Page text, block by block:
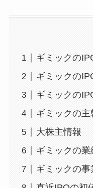
ギミックの
ギミックの
ギミックの
ギミックの
大株主情報
ギミックの業
ギミックの事